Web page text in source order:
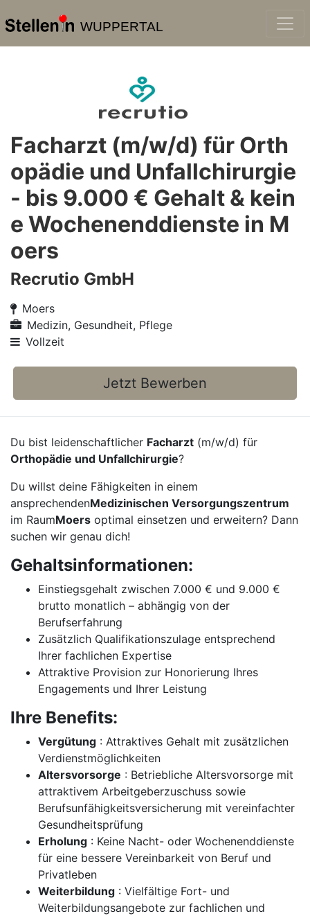
WUPPERTAL
Facharzt (m/w/d) für Orth
opädie und Unfallchirurgie
- bis 9.000 € Gehalt & kein
e Wochenenddienste in M
oers
Recrutio GmbH
Moers
Medizin, Gesundheit, Pflege
Vollzeit
Jetzt Bewerben
Du bist leidenschaftlicher Facharzt (m/w/d) für
Orthopädie und Unfallchirurgie?
Du willst deine Fähigkeiten in einem
ansprechendenMedizinischen Versorgungszentrum
im RaumMoers optimal einsetzen und erweitern? Dann
suchen wir genau dich!
Gehaltsinformationen:
Einstiegsgehalt zwischen 7.000 € und 9.000 €
brutto monatlich – abhängig von der
Berufserfahrung
Zusätzlich Qualifikationszulage entsprechend
Ihrer fachlichen Expertise
Attraktive Provision zur Honorierung Ihres
Engagements und Ihrer Leistung
Ihre Benefits:
Vergütung : Attraktives Gehalt mit zusätzlichen
Verdienstmöglichkeiten
Altersvorsorge : Betriebliche Altersvorsorge mit
attraktivem Arbeitgeberzuschuss sowie
Berufsunfähigkeitsversicherung mit vereinfachter
Gesundheitsprüfung
Erholung : Keine Nacht- oder Wochenenddienste
für eine bessere Vereinbarkeit von Beruf und
Privatleben
Weiterbildung : Vielfältige Fort- und
Weiterbildungsangebote zur fachlichen und